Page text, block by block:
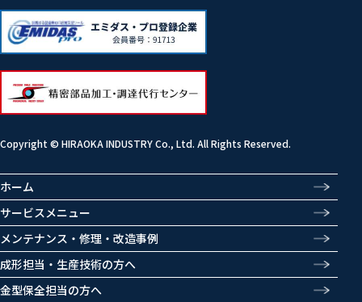
Copyright © HIRAOKA INDUSTRY Co., Ltd. All Rights Reserved.
ホーム
サービスメニュー
メンテナンス・修理・改造事例
成形担当・生産技術の方へ
金型保全担当の方へ